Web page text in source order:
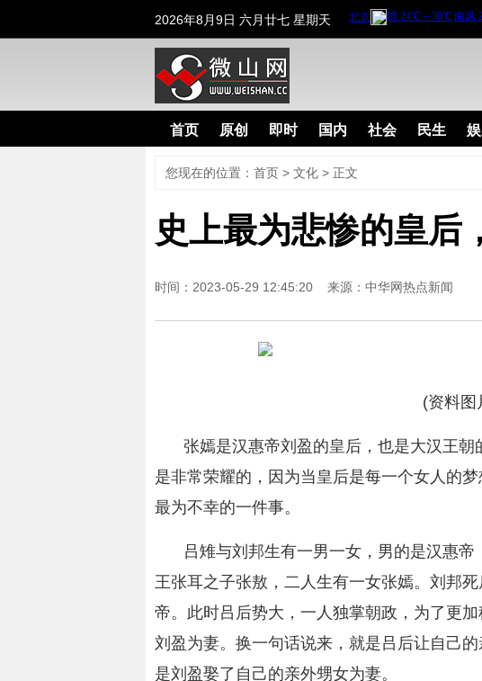
2026年8月9日 六月廿七 星期天
首页 原创 即时 国内 社会 民生
您现在的位置： 首页 > 文化 > 正文
史上最为悲惨的皇后
时间：2023-05-29 12:45:20 来源： 中华网热点新闻
(资料图
张嫣是汉惠帝刘盈的皇后，也是大汉王
是非常荣耀的，因为当皇后是每一个女人的
最为不幸的一件事。
吕雉与刘邦生有一男一女，男的是汉惠
王张耳之子张敖，二人生有一女张嫣。刘邦
帝。此时吕后势大，一人独掌朝政，为了更
刘盈为妻。换一句话说来，就是吕后让自己
是刘盈娶了自己的亲外甥女为妻。